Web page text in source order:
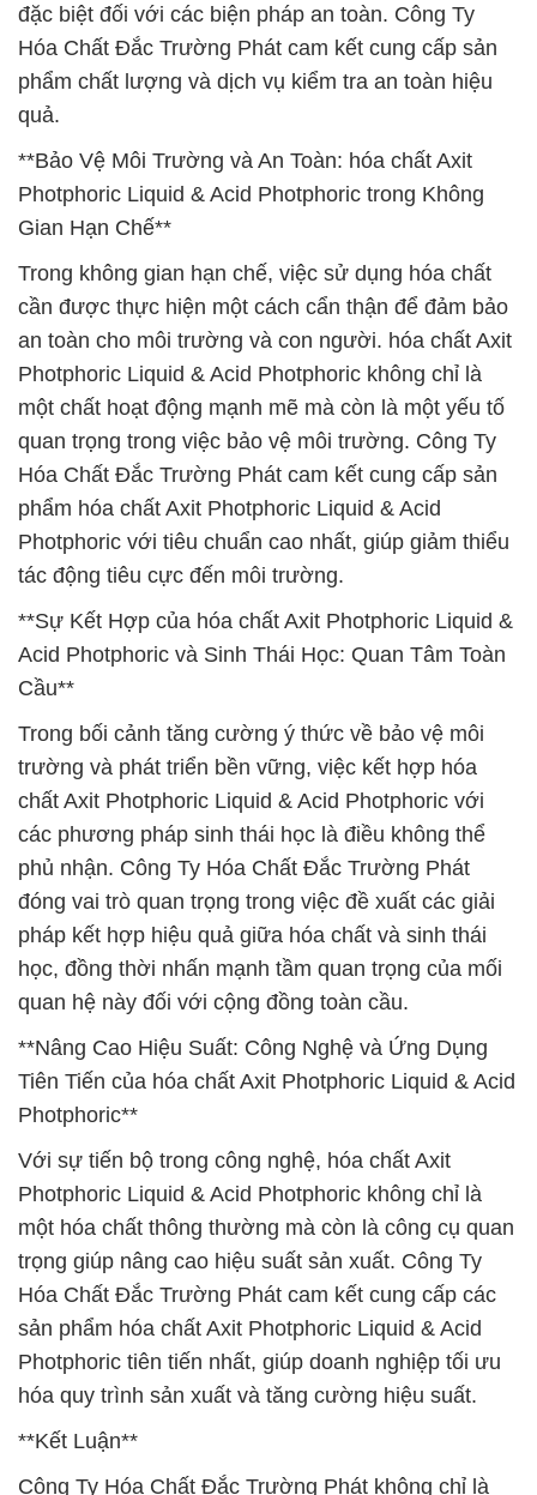
đặc biệt đối với các biện pháp an toàn. Công Ty
Hóa Chất Đắc Trường Phát cam kết cung cấp sản
phẩm chất lượng và dịch vụ kiểm tra an toàn hiệu
quả.
**Bảo Vệ Môi Trường và An Toàn: hóa chất Axit
Photphoric Liquid & Acid Photphoric trong Không
Gian Hạn Chế**
Trong không gian hạn chế, việc sử dụng hóa chất
cần được thực hiện một cách cẩn thận để đảm bảo
an toàn cho môi trường và con người. hóa chất Axit
Photphoric Liquid & Acid Photphoric không chỉ là
một chất hoạt động mạnh mẽ mà còn là một yếu tố
quan trọng trong việc bảo vệ môi trường. Công Ty
Hóa Chất Đắc Trường Phát cam kết cung cấp sản
phẩm hóa chất Axit Photphoric Liquid & Acid
Photphoric với tiêu chuẩn cao nhất, giúp giảm thiểu
tác động tiêu cực đến môi trường.
**Sự Kết Hợp của hóa chất Axit Photphoric Liquid &
Acid Photphoric và Sinh Thái Học: Quan Tâm Toàn
Cầu**
Trong bối cảnh tăng cường ý thức về bảo vệ môi
trường và phát triển bền vững, việc kết hợp hóa
chất Axit Photphoric Liquid & Acid Photphoric với
các phương pháp sinh thái học là điều không thể
phủ nhận. Công Ty Hóa Chất Đắc Trường Phát
đóng vai trò quan trọng trong việc đề xuất các giải
pháp kết hợp hiệu quả giữa hóa chất và sinh thái
học, đồng thời nhấn mạnh tầm quan trọng của mối
quan hệ này đối với cộng đồng toàn cầu.
**Nâng Cao Hiệu Suất: Công Nghệ và Ứng Dụng
Tiên Tiến của hóa chất Axit Photphoric Liquid & Acid
Photphoric**
Với sự tiến bộ trong công nghệ, hóa chất Axit
Photphoric Liquid & Acid Photphoric không chỉ là
một hóa chất thông thường mà còn là công cụ quan
trọng giúp nâng cao hiệu suất sản xuất. Công Ty
Hóa Chất Đắc Trường Phát cam kết cung cấp các
sản phẩm hóa chất Axit Photphoric Liquid & Acid
Photphoric tiên tiến nhất, giúp doanh nghiệp tối ưu
hóa quy trình sản xuất và tăng cường hiệu suất.
**Kết Luận**
Công Ty Hóa Chất Đắc Trường Phát không chỉ là